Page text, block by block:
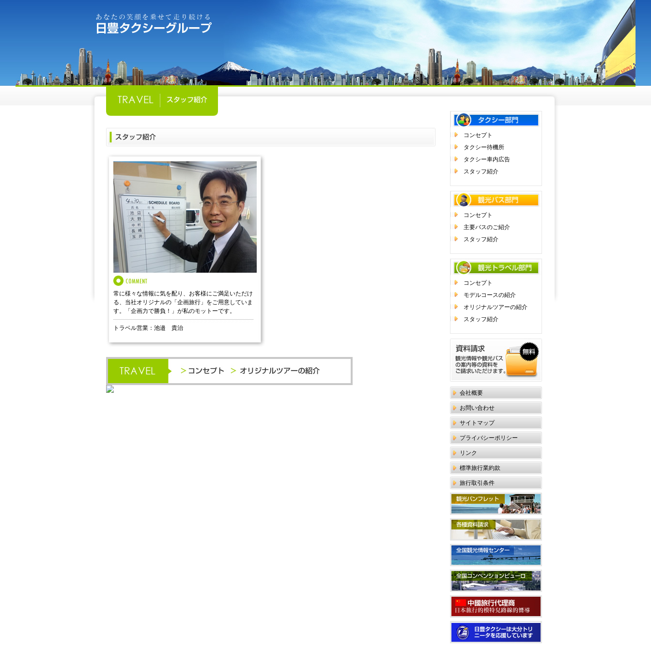
常に様々な情報に気を配り、お客様にご満足いただけ
る、当社オリジナルの「企画旅行」をご用意していま
す。「企画力で勝負！」が私のモットーです。
トラベル営業：池邉 貴治
コンセプト
タクシー待機所
タクシー車内広告
スタッフ紹介
コンセプト
主要バスのご紹介
スタッフ紹介
コンセプト
モデルコースの紹介
オリジナルツアーの紹介
スタッフ紹介
会社概要
お問い合わせ
サイトマップ
プライバシーポリシー
リンク
標準旅行業約款
旅行取引条件